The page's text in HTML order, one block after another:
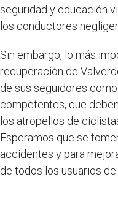
seguridad y educación
los conductores
Sin embargo, lo más
recuperación de
de sus seguidores
competentes, que
los atropellos de
Esperamos que se
accidentes y para
de todos los usuarios